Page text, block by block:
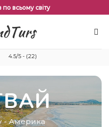
по всьому світу
4.5/5 - (22)
-Америка